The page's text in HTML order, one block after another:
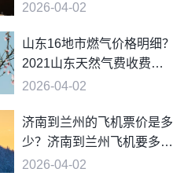
2026-04-02
山东16地市燃气价格明细？
2021山东天然气费收费标
准？
2026-04-02
济南到兰州的飞机票价是多
少？济南到兰州飞机要多
久？
2026-04-02